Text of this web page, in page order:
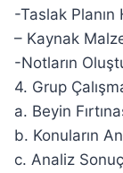
-Taslak Planın
– Kaynak
-Notların
4. Grup
a. Beyin
b. Konuların
c. Analiz